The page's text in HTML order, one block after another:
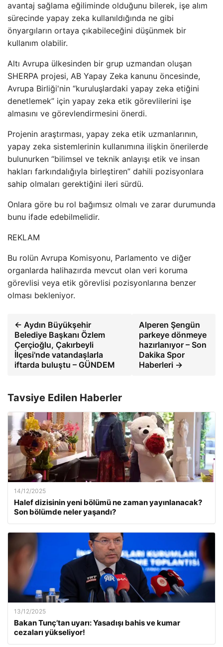
avantaj sağlama eğiliminde olduğunu bilerek, işe alım
sürecinde yapay zeka kullanıldığında ne gibi
önyargıların ortaya çıkabileceğini düşünmek bir
kullanım olabilir.
Altı Avrupa ülkesinden bir grup uzmandan oluşan
SHERPA projesi, AB Yapay Zeka kanunu öncesinde,
Avrupa Birliği'nin “kuruluşlardaki yapay zeka etiğini
denetlemek” için yapay zeka etik görevlilerini işe
almasını ve görevlendirmesini önerdi.
Projenin araştırması, yapay zeka etik uzmanlarının,
yapay zeka sistemlerinin kullanımına ilişkin önerilerde
bulunurken “bilimsel ve teknik anlayışı etik ve insan
hakları farkındalığıyla birleştiren” dahili pozisyonlara
sahip olmaları gerektiğini ileri sürdü.
Onlara göre bu rol bağımsız olmalı ve zarar durumunda
bunu ifade edebilmelidir.
REKLAM
Bu rolün Avrupa Komisyonu, Parlamento ve diğer
organlarda halihazırda mevcut olan veri koruma
görevlisi veya etik görevlisi pozisyonlarına benzer
olması bekleniyor.
← Aydın Büyükşehir
Belediye Başkanı Özlem
Çerçioğlu, Çakırbeyli
İlçesi'nde vatandaşlarla
iftarda buluştu – GÜNDEM
Alperen Şengün
parkeye dönmeye
hazırlanıyor – Son
Dakika Spor
Haberleri →
Tavsiye Edilen Haberler
14/12/2025
Halef dizisinin yeni bölümü ne zaman yayınlanacak?
Son bölümde neler yaşandı?
13/12/2025
Bakan Tunç’tan uyarı: Yasadışı bahis ve kumar
cezaları yükseliyor!